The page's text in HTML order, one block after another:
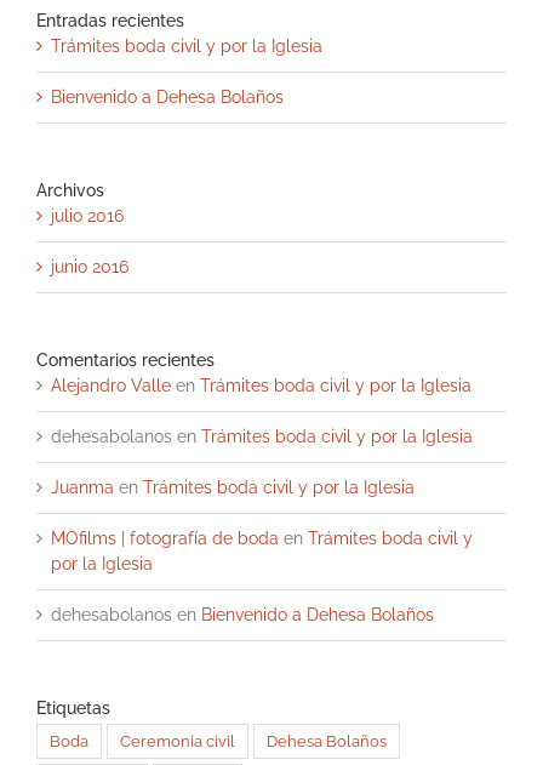
Entradas recientes
Trámites boda civil y por la Iglesia
Bienvenido a Dehesa Bolaños
Archivos
julio 2016
junio 2016
Comentarios recientes
Alejandro Valle en Trámites boda civil y por la Iglesia
dehesabolanos en Trámites boda civil y por la Iglesia
Juanma en Trámites boda civil y por la Iglesia
MOfilms | fotografía de boda en Trámites boda civil y
por la Iglesia
dehesabolanos en Bienvenido a Dehesa Bolaños
Etiquetas
Boda Ceremonia civil Dehesa Bolaños